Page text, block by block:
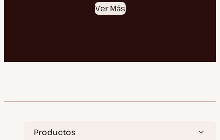
Ver Más
Productos